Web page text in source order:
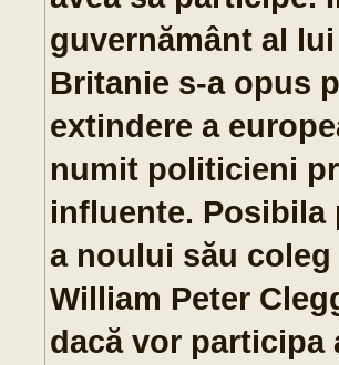
guvernământ al
Britanie s-a opus
extindere a
numit politicieni
influente. Posibila
a noului său
William Peter
dacă vor